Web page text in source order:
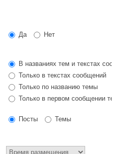
Да Нет
В названиях тем и текстах
Только в текстах сообщений
Только по названию темы
Только в первом сообщении темы
Посты Темы